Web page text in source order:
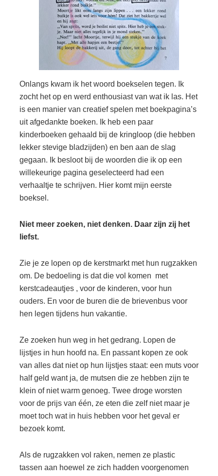
Onlangs kwam ik het woord boekselen tegen. Ik
zocht het op en werd enthousiast van wat ik las. Het
is een manier van creatief spelen met boekpagina’s
uit afgedankte boeken. Ik heb een paar
kinderboeken gehaald bij de kringloop (die hebben
lekker stevige bladzijden) en ben aan de slag
gegaan. Ik besloot bij de woorden die ik op een
willekeurige pagina geselecteerd had een
verhaaltje te schrijven. Hier komt mijn eerste
boeksel.
Niet meer zoeken, niet denken. Daar zijn zij het
liefst.
Zie je ze lopen op de kerstmarkt met hun rugzakken
om. De bedoeling is dat die vol komen met
kerstcadeautjes , voor de kinderen, voor hun
ouders. En voor de buren die de brievenbus voor
hen legen tijdens hun vakantie.
Ze zoeken hun weg in het gedrang. Lopen de
lijstjes in hun hoofd na. En passant kopen ze ook
van alles dat niet op hun lijstjes staat: een muts voor
half geld want ja, de mutsen die ze hebben zijn te
klein of niet warm genoeg. Twee droge worsten
voor de prijs van één, ze eten die zelf niet maar je
moet toch wat in huis hebben voor het geval er
bezoek komt.
Als de rugzakken vol raken, nemen ze plastic
tassen aan hoewel ze zich hadden voorgenomen